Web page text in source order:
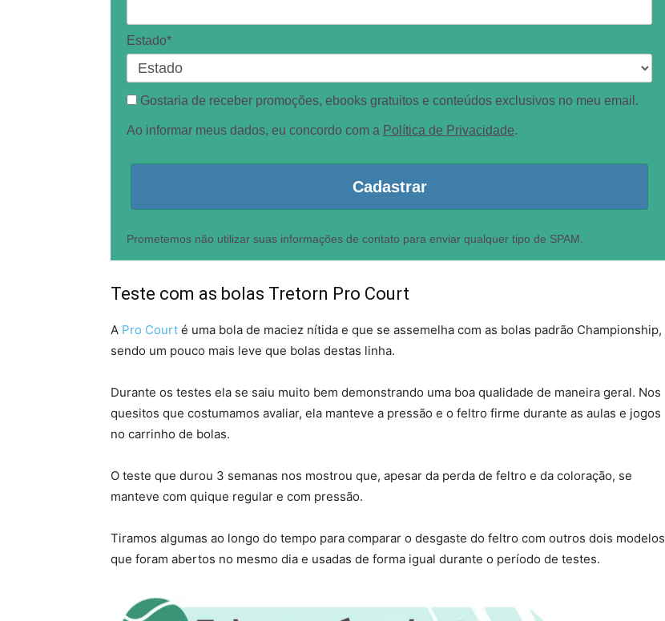
Estado*
Gostaria de receber promoções, ebooks gratuitos e conteúdos exclusivos no meu email.
Ao informar meus dados, eu concordo com a Política de Privacidade.
Cadastrar
Prometemos não utilizar suas informações de contato para enviar qualquer tipo de SPAM.
Teste com as bolas Tretorn Pro Court
A Pro Court é uma bola de maciez nítida e que se assemelha com as bolas padrão Championship,
sendo um pouco mais leve que bolas destas linha.
Durante os testes ela se saiu muito bem demonstrando uma boa qualidade de maneira geral. Nos
quesitos que costumamos avaliar, ela manteve a pressão e o feltro firme durante as aulas e jogos
no carrinho de bolas.
O teste que durou 3 semanas nos mostrou que, apesar da perda de feltro e da coloração, se
manteve com quique regular e com pressão.
Tiramos algumas ao longo do tempo para comparar o desgaste do feltro com outros dois modelos
que foram abertos no mesmo dia e usadas de forma igual durante o período de testes.